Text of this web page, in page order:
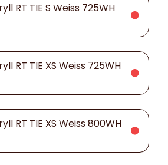
RT TIE S Weiss 725WH
RT TIE XS Weiss 725WH
RT TIE XS Weiss 800WH